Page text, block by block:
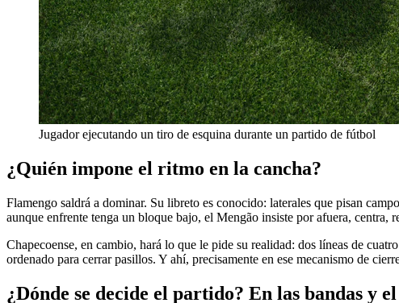
Jugador ejecutando un tiro de esquina durante un partido de fútbol
¿Quién impone el ritmo en la cancha?
Flamengo saldrá a dominar. Su libreto es conocido: laterales que pisan
aunque enfrente tenga un bloque bajo, el Mengão insiste por afuera, centra,
Chapecoense, en cambio, hará lo que le pide su realidad: dos líneas de
ordenado para cerrar pasillos. Y ahí, precisamente en ese mecanismo de
¿Dónde se decide el partido? En las bandas y